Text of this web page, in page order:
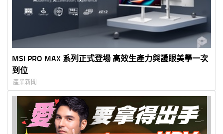
MSI PRO MAX 系列正式登場 高效生產力與護眼美學一次
到位
產業新聞